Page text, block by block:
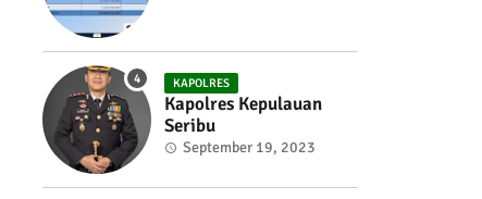
KAPOLRES
Kapolres Kepulauan
Seribu
September 19, 2023